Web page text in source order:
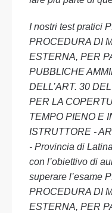
I nostri test pratici
PROCEDURA DI
ESTERNA, PER
PUBBLICHE
DELL’ART. 30
PER LA
TEMPO PIENO E
ISTRUTTORE -
- Provincia di
con l’obiettivo di
superare l’esame
PROCEDURA DI
ESTERNA, PER